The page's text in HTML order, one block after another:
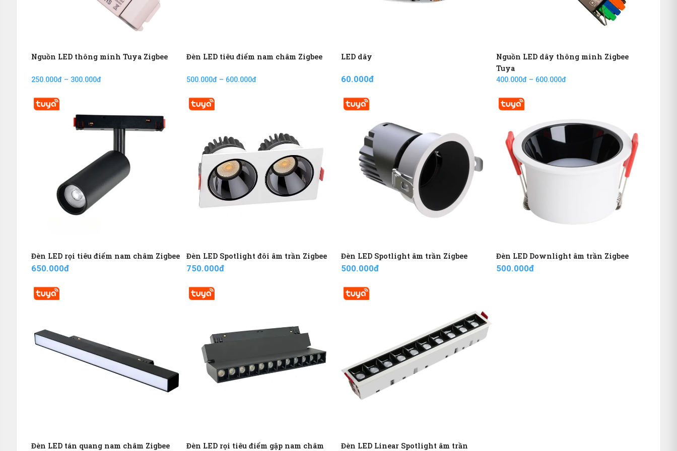
Nguồn LED thông minh Tuya Zigbee
250.000đ – 300.000đ
Đèn LED tiêu điểm nam châm Zigbee
500.000đ – 600.000đ
LED dây
60.000đ
Nguồn LED dây thông minh Zigbee
Tuya
400.000đ – 600.000đ
Đèn LED rọi tiêu điểm nam châm Zigbee
650.000đ
Đèn LED Spotlight đôi âm trần Zigbee
750.000đ
Đèn LED Spotlight âm trần Zigbee
500.000đ
Đèn LED Downlight âm trần Zigbee
500.000đ
Đèn LED tán quang nam châm Zigbee Đèn LED rọi tiêu điểm gập nam châm Đèn LED Linear Spotlight âm trần